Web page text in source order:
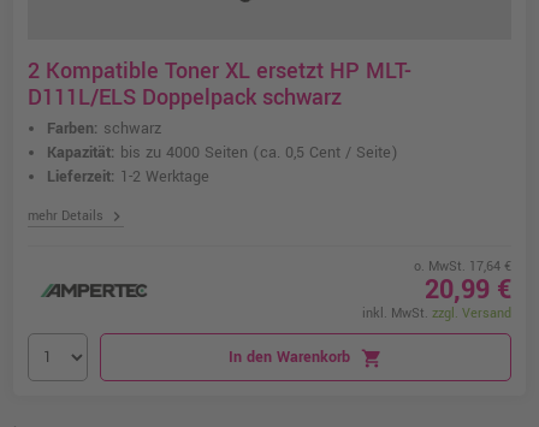
2 Kompatible Toner XL ersetzt HP MLT-
D111L/ELS Doppelpack schwarz
Farben: schwarz
Kapazität: bis zu 4000 Seiten (ca. 0,5 Cent / Seite)
Lieferzeit: 1-2 Werktage
mehr Details chevron_right
o. MwSt. 17,64 €
20,99 €
inkl. MwSt. zzgl. Versand
In den Warenkorb shopping_cart